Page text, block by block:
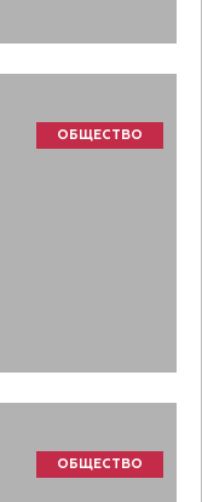
ОБЩЕСТВО
ОБЩЕСТВО